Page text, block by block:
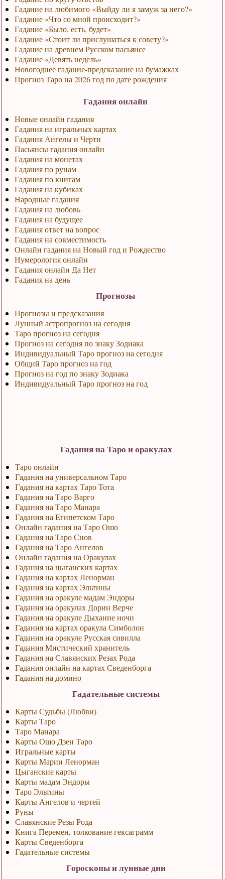
Гадание на любимого «Выйду ли я замуж за него?»
Гадание «Что со мной происходит?»
Гадание «Было, есть, будет»
Гадание «Стоит ли прислушаться к совету?»
Гадание на древнем Русском пасьянсе
Гадание «Девять недель»
Новогоднее гадание-предсказание на бумажках
Прогноз Таро на 2026 год по дате рождения
Гадания онлайн
Новые онлайн гадания
Гадания на игральных картах
Гадания Ангелы и Черти
Пасьянсы гадания онлайн
Гадания на монетах
Гадания по рунам
Гадания по книгам
Гадания на кубиках
Народные гадания
Гадания на любовь
Гадания на будущее
Гадания ответ на вопрос
Гадания на совместимость
Онлайн гадания на Новый год и Рождество
Нумерология онлайн
Гадания онлайн Да Нет
Гадания на день
Прогнозы
Прогнозы и предсказания
Лунный астропрогноз на сегодня
Таро прогноз на сегодня
Прогноз на сегодня по знаку Зодиака
Индивидуальный Таро прогноз на сегодня
Общий Таро прогноз на год
Прогноз на год по знаку Зодиака
Индивидуальный Таро прогноз на год
Гадания на Таро и оракулах
Таро онлайн
Гадания на универсальном Таро
Гадания на картах Таро Тота
Гадания на Таро Варго
Гадания на Таро Манара
Гадания на Египетском Таро
Онлайн гадания на Таро Ошо
Гадания на Таро Снов
Гадания на Таро Ангелов
Онлайн гадания на Оракулах
Гадания на цыганских картах
Гадания на картах Ленорман
Гадания на картах Эльтины
Гадания на оракуле мадам Эндоры
Гадания на оракулах Дорин Верче
Гадания на оракуле Дыхание ночи
Гадания на картах оракула Симболон
Гадания на оракуле Русская сивилла
Гадания Мистический хранитель
Гадания на Славянских Резах Рода
Гадания онлайн на картах Сведенборга
Гадания на домино
Гадательные системы
Карты Судьбы (Любви)
Карты Таро
Таро Манара
Карты Ошо Дзен Таро
Игральные карты
Карты Марии Ленорман
Цыганские карты
Карты мадам Эндоры
Таро Эльтины
Карты Ангелов и чертей
Руны
Славянские Резы Рода
Книга Перемен, толкование гексаграмм
Карты Сведенборга
Гадательные системы
Гороскопы и лунные дни